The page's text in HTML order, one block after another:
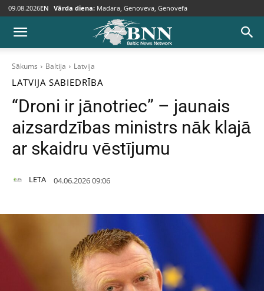
09.08.2026EN Vārda diena: Madara, Genoveva, Genovefa
Sākums Baltija Latvija
LATVIJA SABIEDRĪBA
“Droni ir jānotriec” – jaunais
aizsardzības ministrs nāk klajā
ar skaidru vēstījumu
LETA 04.06.2026 09:06